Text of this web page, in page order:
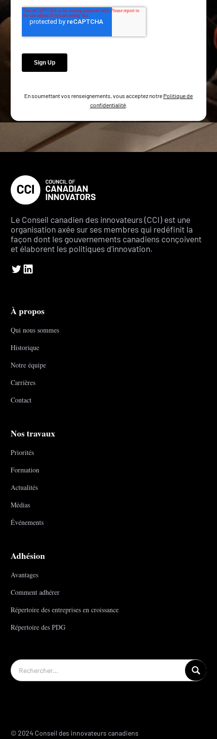
En soumettant vos renseignements, vous acceptez notre Politique de
confidentialité.
Le Conseil canadien des innovateurs (CCI) est une
organisation axée sur ses membres qui redéfinit la
façon dont les gouvernements canadiens conçoivent
et élaborent les politiques d'innovation.
À propos
Qui nous sommes
Historique
Notre équipe
Carrières
Contact
Nos travaux
Priorités
Formation
Actualités
Médias
Événements
Adhésion
Avantages
Comment adhérer
Répertoire des entreprises en croissance
Répertoire des PDG
© 2024 Conseil des innovateurs canadiens